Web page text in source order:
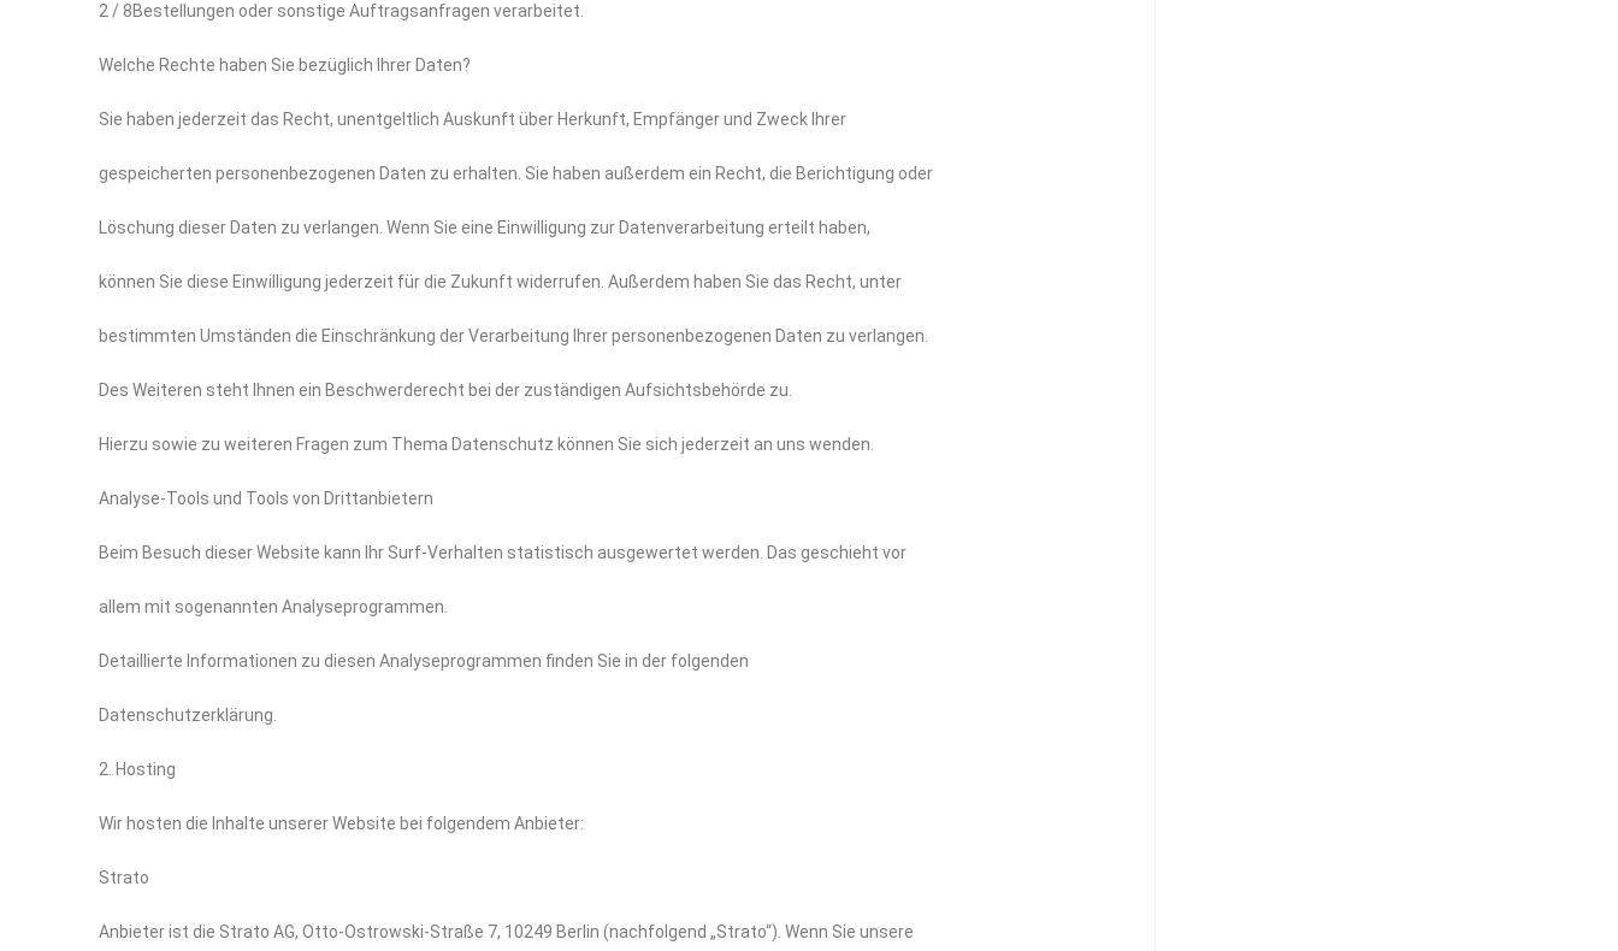
2 / 8Bestellungen oder sonstige Auftragsanfragen verarbeitet.
Welche Rechte haben Sie bezüglich Ihrer Daten?
Sie haben jederzeit das Recht, unentgeltlich Auskunft über Herkunft, Empfänger und Zweck Ihrer
gespeicherten personenbezogenen Daten zu erhalten. Sie haben außerdem ein Recht, die Berichtigung oder
Löschung dieser Daten zu verlangen. Wenn Sie eine Einwilligung zur Datenverarbeitung erteilt haben,
können Sie diese Einwilligung jederzeit für die Zukunft widerrufen. Außerdem haben Sie das Recht, unter
bestimmten Umständen die Einschränkung der Verarbeitung Ihrer personenbezogenen Daten zu verlangen.
Des Weiteren steht Ihnen ein Beschwerderecht bei der zuständigen Aufsichtsbehörde zu.
Hierzu sowie zu weiteren Fragen zum Thema Datenschutz können Sie sich jederzeit an uns wenden.
Analyse-Tools und Tools von Drittanbietern
Beim Besuch dieser Website kann Ihr Surf-Verhalten statistisch ausgewertet werden. Das geschieht vor
allem mit sogenannten Analyseprogrammen.
Detaillierte Informationen zu diesen Analyseprogrammen finden Sie in der folgenden
Datenschutzerklärung.
2. Hosting
Wir hosten die Inhalte unserer Website bei folgendem Anbieter:
Strato
Anbieter ist die Strato AG, Otto-Ostrowski-Straße 7, 10249 Berlin (nachfolgend „Strato“). Wenn Sie unsere